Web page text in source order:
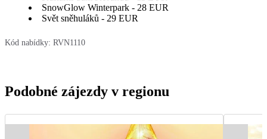
SnowGlow Winterpark - 28 EUR
Svět sněhuláků - 29 EUR
Kód nabídky: RVN1110
Podobné zájezdy v regionu